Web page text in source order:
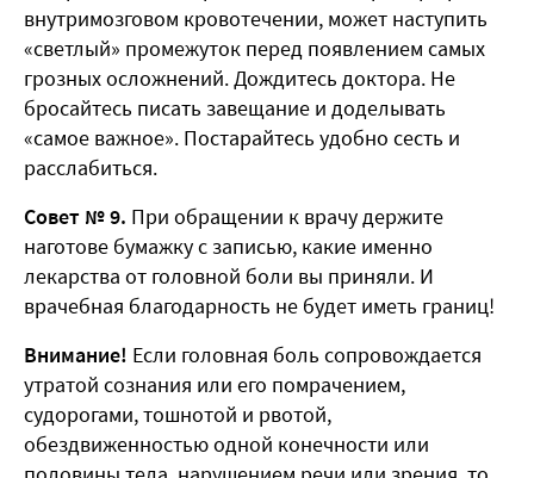
внутримозговом кровотечении, может наступить
«светлый» промежуток перед появлением самых
грозных осложнений. Дождитесь доктора. Не
бросайтесь писать завещание и доделывать
«самое важное». Постарайтесь удобно сесть и
расслабиться.
Совет № 9. При обращении к врачу держите
наготове бумажку с записью, какие именно
лекарства от головной боли вы приняли. И
врачебная благодарность не будет иметь границ!
Внимание! Если головная боль сопровождается
утратой сознания или его помрачением,
судорогами, тошнотой и рвотой,
обездвиженностью одной конечности или